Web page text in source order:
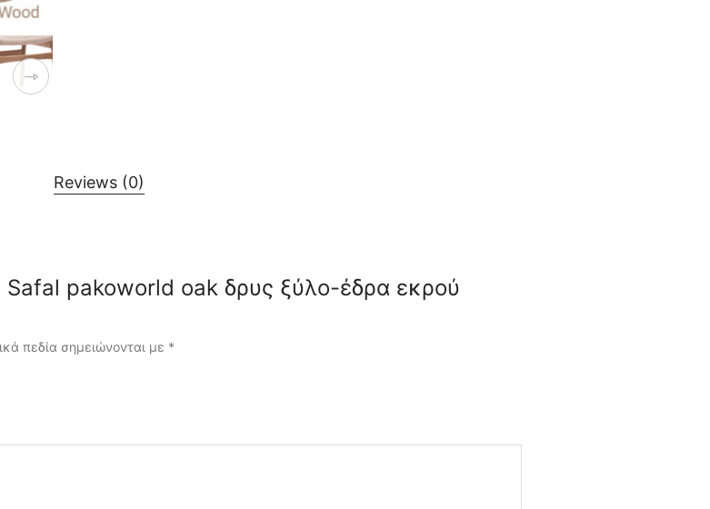
Reviews (0)
pakoworld oak δρυς ξύλο-έδρα εκρού
πεδία σημειώνονται με *